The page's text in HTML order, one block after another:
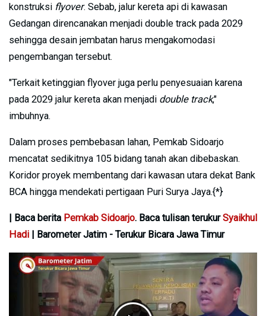
konstruksi flyover. Sebab, jalur kereta api di kawasan
Gedangan direncanakan menjadi double track pada 2029
sehingga desain jembatan harus mengakomodasi
pengembangan tersebut.
"Terkait ketinggian flyover juga perlu penyesuaian karena
pada 2029 jalur kereta akan menjadi double track,"
imbuhnya.
Dalam proses pembebasan lahan, Pemkab Sidoarjo
mencatat sedikitnya 105 bidang tanah akan dibebaskan.
Koridor proyek membentang dari kawasan utara dekat Bank
BCA hingga mendekati pertigaan Puri Surya Jaya.{*}
| Baca berita Pemkab Sidoarjo. Baca tulisan terukurSyaikhul
Hadi | Barometer Jatim - Terukur Bicara Jawa Timur